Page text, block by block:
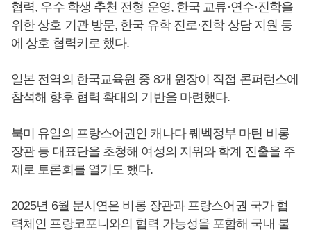
협력, 우수 학생 추천 전형 운영, 한국 교류·연수·진학을
위한 상호 기관 방문, 한국 유학 진로·진학 상담 지원 등
에 상호 협력키로 했다.
일본 전역의 한국교육원 중 8개 원장이 직접 콘퍼런스에
참석해 향후 협력 확대의 기반을 마련했다.
북미 유일의 프랑스어권인 캐나다 퀘벡정부 마틴 비롱
장관 등 대표단을 초청해 여성의 지위와 학계 진출을 주
제로 토론회를 열기도 했다.
2025년 6월 문시연은 비롱 장관과 프랑스어권 국가 협
력체인 프랑코포니와의 협력 가능성을 포함해 국내 불